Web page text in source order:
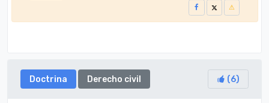
Doctrina Derecho civil (6)